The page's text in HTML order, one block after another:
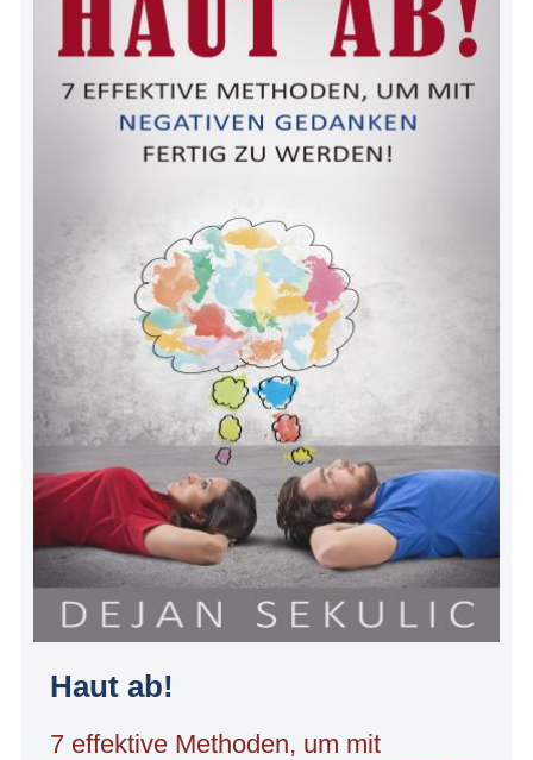
Haut ab!
7 effektive Methoden, um mit